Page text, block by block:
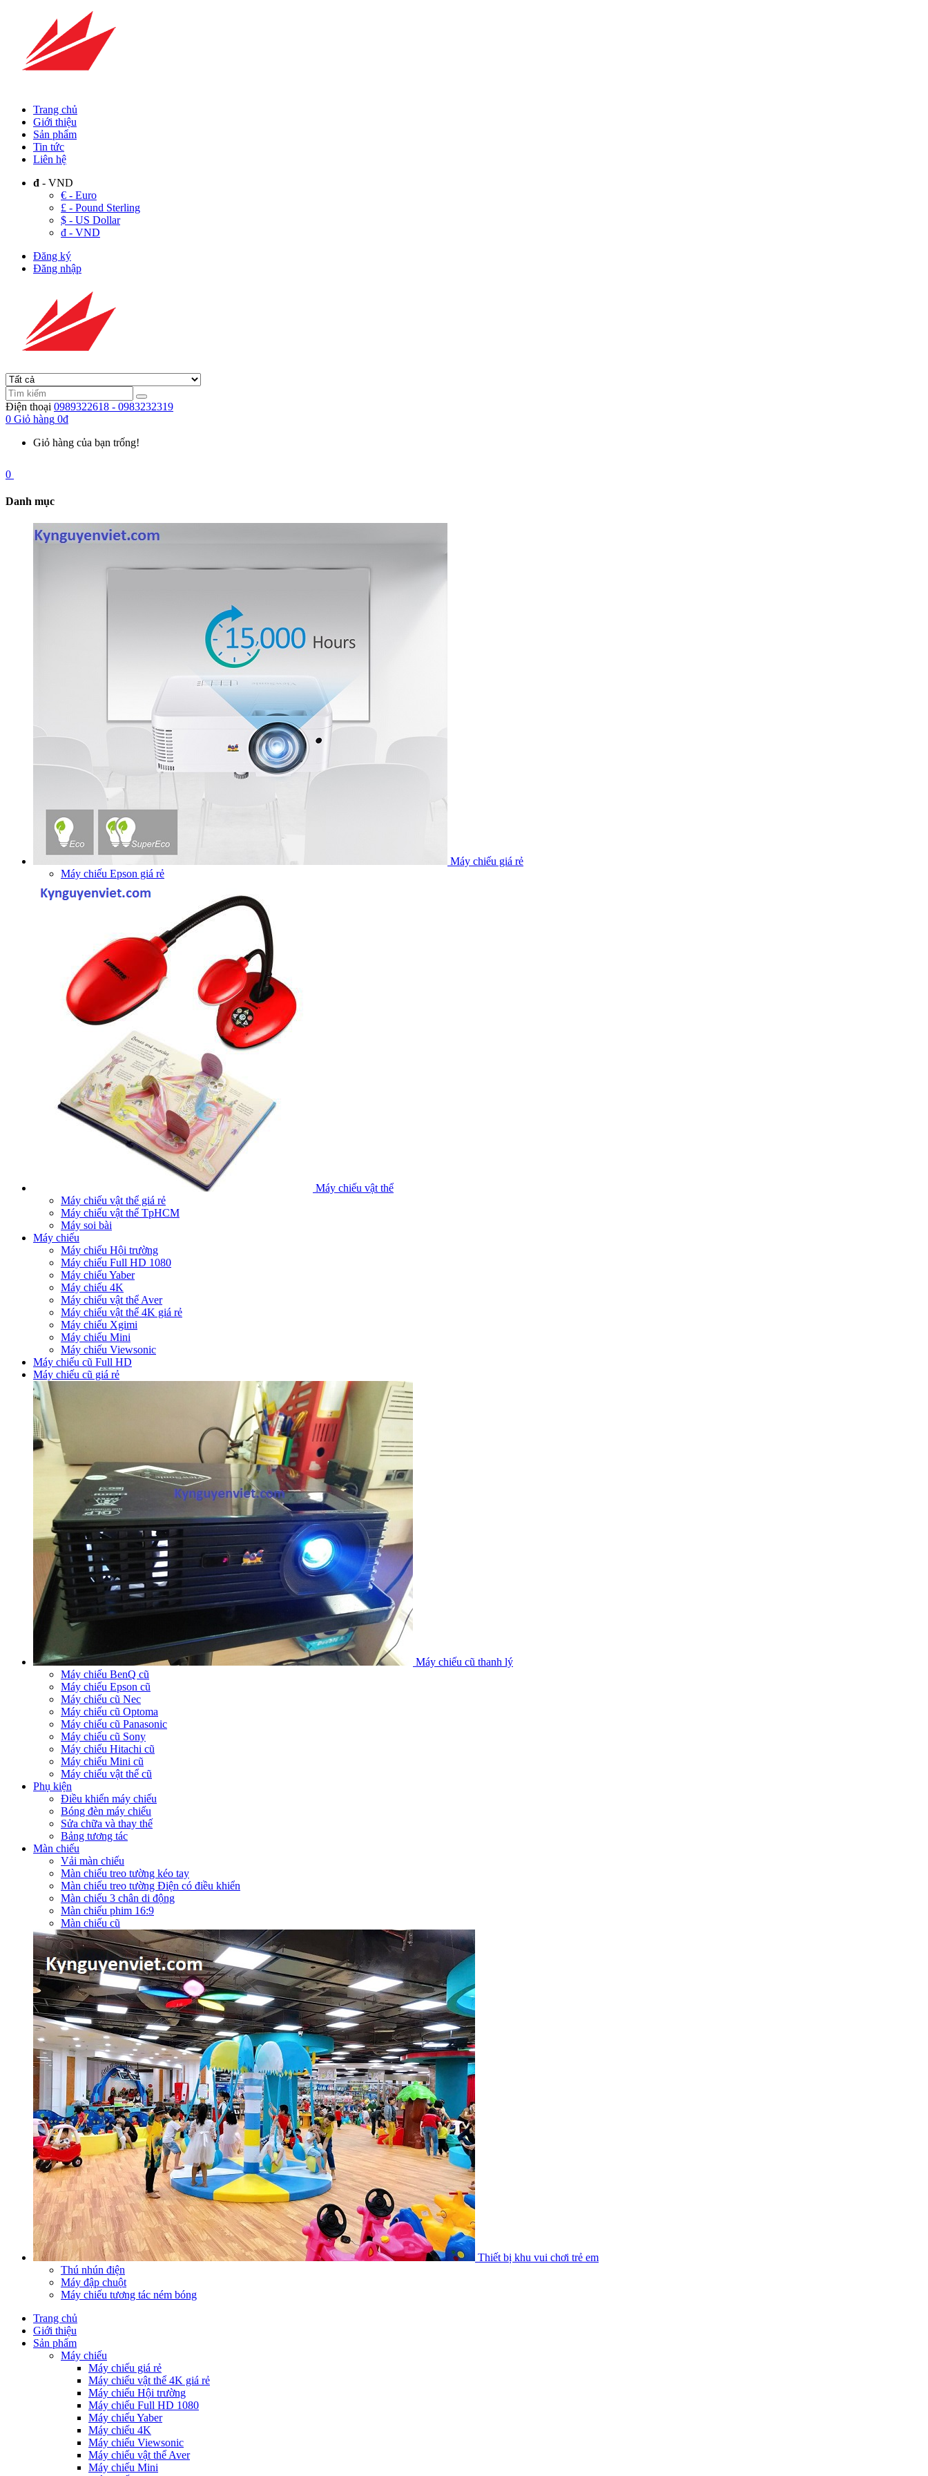
Trang chủ
Giới thiệu
Sản phẩm
Tin tức
Liên hệ
đ - VND
€ - Euro
£ - Pound Sterling
$ - US Dollar
đ - VND
Đăng ký
Đăng nhập
Điện thoại 0989322618 - 0983232319
0 Giỏ hàng 0đ
Giỏ hàng của bạn trống!
0
Danh mục
Máy chiếu giá rẻ
Máy chiếu Epson giá rẻ
Máy chiếu vật thể
Máy chiếu vật thể giá rẻ
Máy chiếu vật thể TpHCM
Máy soi bài
Máy chiếu
Máy chiếu Hội trường
Máy chiếu Full HD 1080
Máy chiếu Yaber
Máy chiếu 4K
Máy chiếu vật thể Aver
Máy chiếu vật thể 4K giá rẻ
Máy chiếu Xgimi
Máy chiếu Mini
Máy chiếu Viewsonic
Máy chiếu cũ Full HD
Máy chiếu cũ giá rẻ
Máy chiếu cũ thanh lý
Máy chiếu BenQ cũ
Máy chiếu Epson cũ
Máy chiếu cũ Nec
Máy chiếu cũ Optoma
Máy chiếu cũ Panasonic
Máy chiếu cũ Sony
Máy chiếu Hitachi cũ
Máy chiếu Mini cũ
Máy chiếu vật thể cũ
Phụ kiện
Điều khiển máy chiếu
Bóng đèn máy chiếu
Sửa chữa và thay thế
Bảng tương tác
Màn chiếu
Vải màn chiếu
Màn chiếu treo tường kéo tay
Màn chiếu treo tường Điện có điều khiển
Màn chiếu 3 chân di động
Màn chiếu phim 16:9
Màn chiếu cũ
Thiết bị khu vui chơi trẻ em
Thú nhún điện
Máy đập chuột
Máy chiếu tương tác ném bóng
Trang chủ
Giới thiệu
Sản phẩm
Máy chiếu
Máy chiếu giá rẻ
Máy chiếu vật thể 4K giá rẻ
Máy chiếu Hội trường
Máy chiếu Full HD 1080
Máy chiếu Yaber
Máy chiếu 4K
Máy chiếu Viewsonic
Máy chiếu vật thể Aver
Máy chiếu Mini